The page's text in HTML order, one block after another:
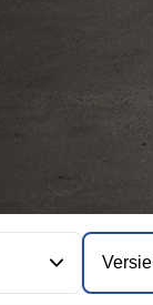
Versie